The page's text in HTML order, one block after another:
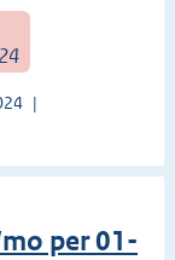
per 01-